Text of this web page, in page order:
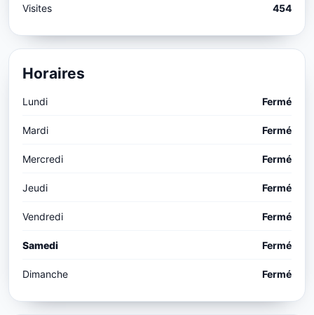
Visites 454
Horaires
Lundi Fermé
Mardi Fermé
Mercredi Fermé
Jeudi Fermé
Vendredi Fermé
Samedi Fermé
Dimanche Fermé